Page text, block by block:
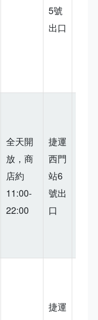
5號
出口
全天開
放，商
店約
11:00-
22:00
捷運
西門
站6
號出
口
捷運